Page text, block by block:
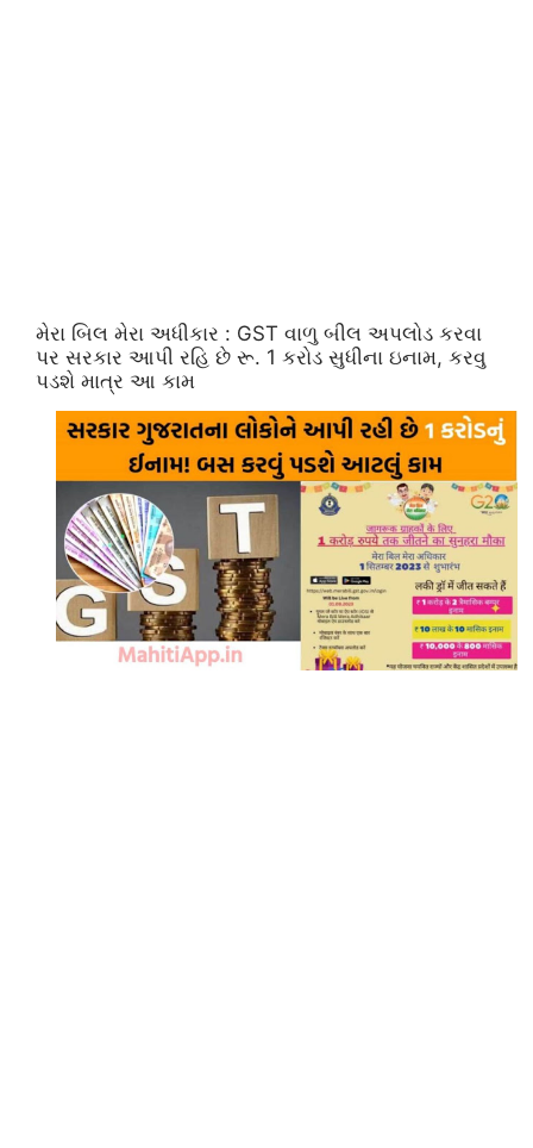
મેરા બિલ મેરા અધીકાર : GST વાળુ બીલ અપલોડ કરવા
પર સરકાર આપી રહિ છે રૂ. 1 કરોડ સુધીના ઇનામ, કરવુ
પડશે માત્ર આ કામ